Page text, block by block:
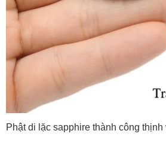
Phật di lặc sapphire thành công